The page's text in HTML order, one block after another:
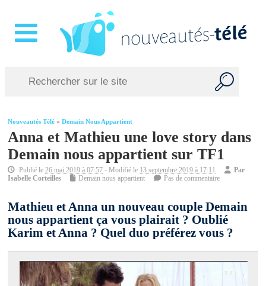
Nouveautés Télé »Demain Nous Appartient
Anna et Mathieu une love story dans
Demain nous appartient sur TF1
Publié le26 mai 2019 à 07:57 - Modifié le 13 septembre 2019 à 17:11
Par
Isabelle Corteilles
Demain nous appartient Pas de commentaire
Mathieu et Anna un nouveau couple Demain
nous appartient ça vous plairait ? Oublié
Karim et Anna ? Quel duo préférez vous ?